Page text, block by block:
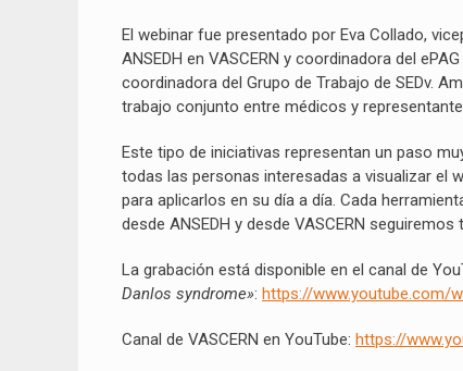
El webinar fue presentado por Eva Collado,
ANSEDH en VASCERN y coordinadora del
coordinadora del Grupo de Trabajo de SEDv.
trabajo conjunto entre médicos y
Este tipo de iniciativas representan un paso
todas las personas interesadas a visualizar el
para aplicarlos en su día a día. Cada
desde ANSEDH y desde VASCERN
La grabación está disponible en el canal de
Danlos syndrome»: https://www.youtube.com/
Canal de VASCERN en YouTube: https://